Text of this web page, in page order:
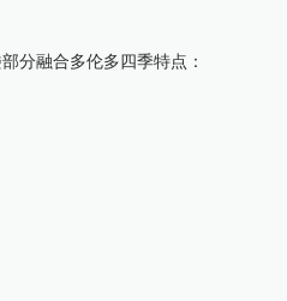
分融合多伦多四季特点：